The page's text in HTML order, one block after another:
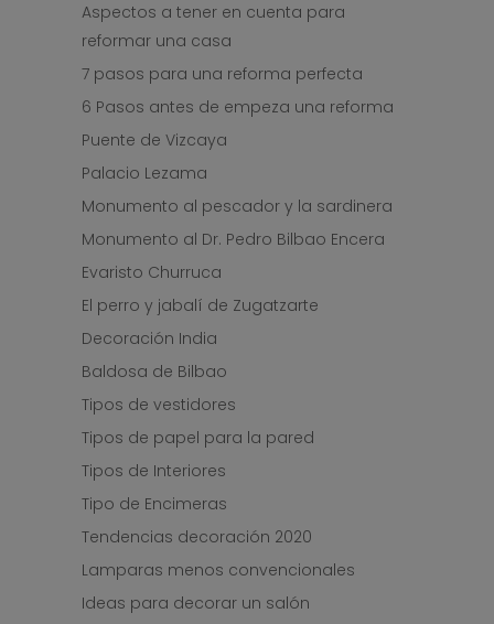
Aspectos a tener en cuenta para
reformar una casa
7 pasos para una reforma perfecta
6 Pasos antes de empeza una reforma
Puente de Vizcaya
Palacio Lezama
Monumento al pescador y la sardinera
Monumento al Dr. Pedro Bilbao Encera
Evaristo Churruca
El perro y jabalí de Zugatzarte
Decoración India
Baldosa de Bilbao
Tipos de vestidores
Tipos de papel para la pared
Tipos de Interiores
Tipo de Encimeras
Tendencias decoración 2020
Lamparas menos convencionales
Ideas para decorar un salón